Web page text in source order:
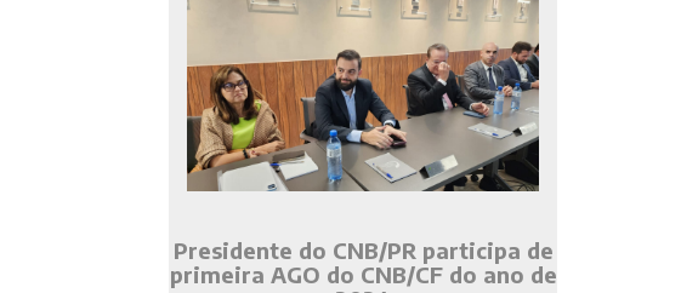
Presidente do CNB/PR participa de
primeira AGO do CNB/CF do ano de